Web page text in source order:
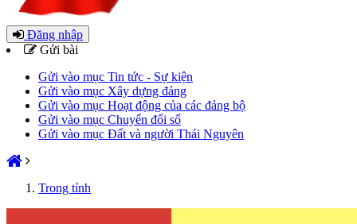
Đăng nhập
Gửi bài
Gửi vào mục Tin tức - Sự kiện
Gửi vào mục Xây dựng đảng
Gửi vào mục Hoạt động của các đảng bộ
Gửi vào mục Chuyển đổi số
Gửi vào mục Đất và người Thái Nguyên
Trong tỉnh